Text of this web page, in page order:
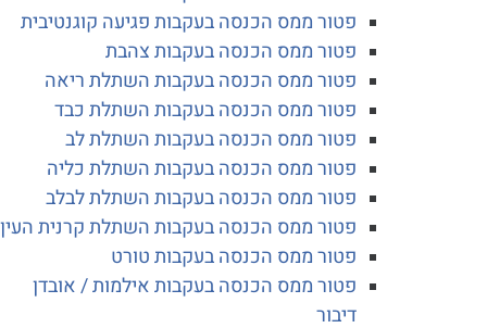
פטור ממס הכנסה בעקבות פגיעה קוגנטיבית
פטור ממס הכנסה בעקבות צהבת
פטור ממס הכנסה בעקבות השתלת ריאה
פטור ממס הכנסה בעקבות השתלת כבד
פטור ממס הכנסה בעקבות השתלת לב
פטור ממס הכנסה בעקבות השתלת כליה
פטור ממס הכנסה בעקבות השתלת לבלב
פטור ממס הכנסה בעקבות השתלת קרנית העין
פטור ממס הכנסה בעקבות טורט
פטור ממס הכנסה בעקבות אילמות / אובדן